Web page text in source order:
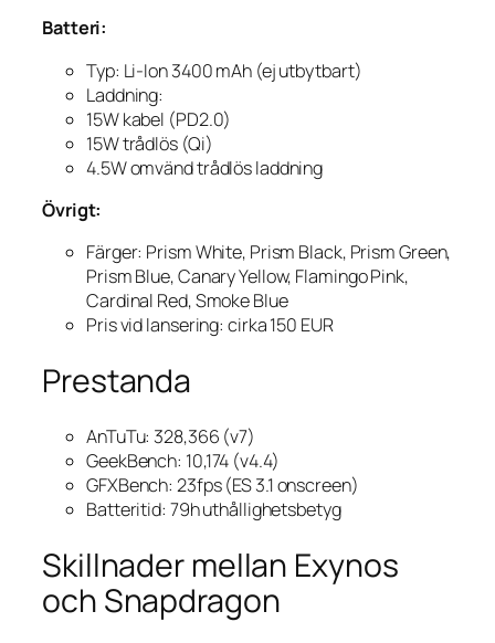
Batteri:
Typ: Li-Ion 3400 mAh (ej utbytbart)
Laddning:
15W kabel (PD2.0)
15W trådlös (Qi)
4.5W omvänd trådlös laddning
Övrigt:
Färger: Prism White, Prism Black, Prism Green,
Prism Blue, Canary Yellow, Flamingo Pink,
Cardinal Red, Smoke Blue
Pris vid lansering: cirka 150 EUR
Prestanda
AnTuTu: 328,366 (v7)
GeekBench: 10,174 (v4.4)
GFXBench: 23fps (ES 3.1 onscreen)
Batteritid: 79h uthållighetsbetyg
Skillnader mellan Exynos
och Snapdragon